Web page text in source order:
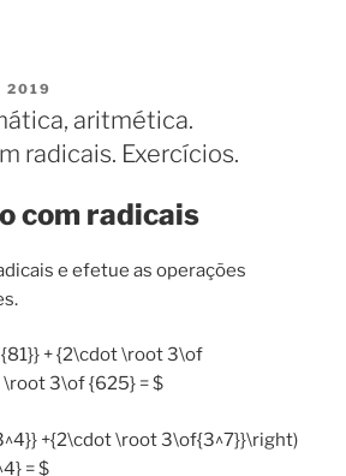
2019
aritmética.
radicais. Exercícios.
com radicais
e efetue as operações
+ {2\cdot \root 3\of
3\of {625} = $
+{2\cdot \root 3\of{3^7}}\right)
= $